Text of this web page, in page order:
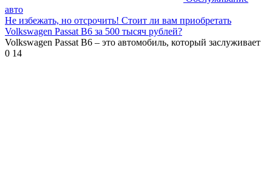
авто
Не избежать, но отсрочить! Стоит ли вам приобретать
Volkswagen Passat B6 за 500 тысяч рублей?
Volkswagen Passat B6 – это автомобиль, который заслуживает
0 14